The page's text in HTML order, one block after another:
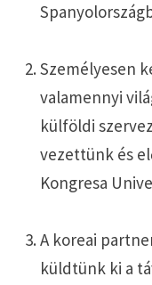
Személyesen
valamennyi
külföldi
vezettünk és
Kongresa
A koreai
küldtünk ki a